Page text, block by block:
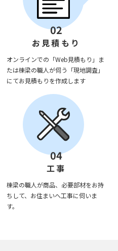
02
お見積もり
オンラインでの「Web見積もり」ま
たは棟梁の職人が伺う「現地調査」
にてお見積もりを作成します
04
工事
棟梁の職人が商品、必要部材をお持
ちして、お住まいへ工事に伺いま
す。